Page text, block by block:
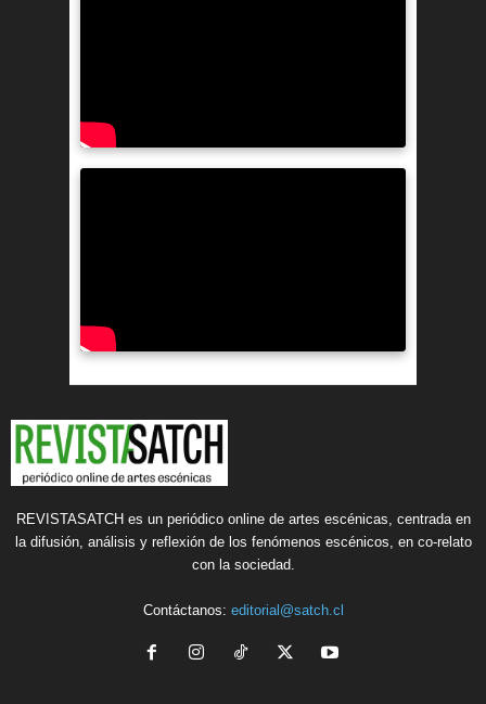
REVISTASATCH es un periódico online de artes escénicas, centrada en
la difusión, análisis y reflexión de los fenómenos escénicos, en co-relato
con la sociedad.
Contáctanos: editorial@satch.cl